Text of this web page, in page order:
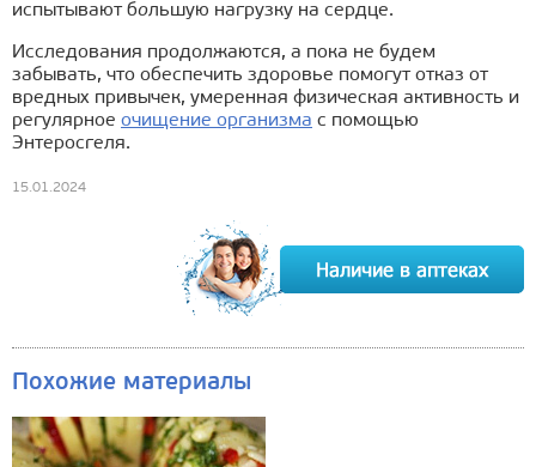
испытывают большую нагрузку на сердце.
Исследования продолжаются, а пока не будем
забывать, что обеспечить здоровье помогут отказ от
вредных привычек, умеренная физическая активность и
регулярное очищение организма с помощью
Энтеросгеля.
15.01.2024
Похожие материалы